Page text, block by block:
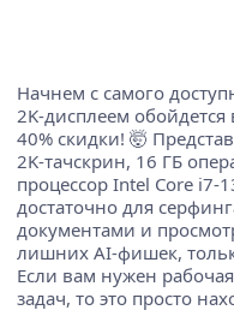
Начнем с самого
2K-дисплеем обойдется
40% скидки! 🤯
2K-тачскрин, 16 ГБ
процессор Intel Core i7-
достаточно для
документами и
лишних AI-фишек,
Если вам нужен
задач, то это просто